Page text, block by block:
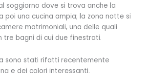
soggiorno dove si trova anche la
poi una cucina ampia; la zona notte si
matrimoniali, una delle quali
tre bagni di cui due finestrati.
sono stati rifatti recentemente
e dei colori interessanti.